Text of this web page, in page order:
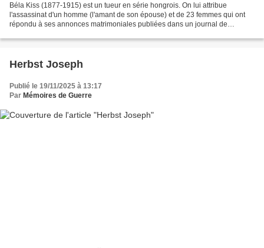
Béla Kiss (1877-1915) est un tueur en série hongrois. On lui attribue
l'assassinat d'un homme (l'amant de son épouse) et de 23 femmes qui ont
répondu à ses annonces matrimoniales publiées dans un journal de
Herbst Joseph
Publié le 19/11/2025 à 13:17
Par Mémoires de Guerre